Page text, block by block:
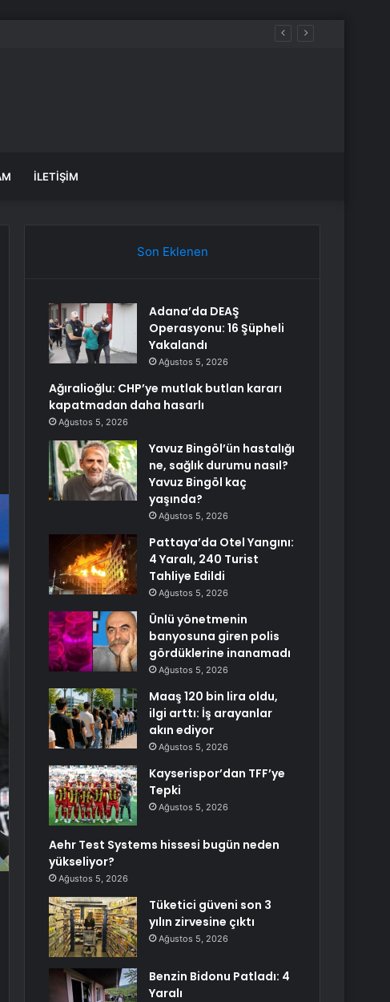
İLETIŞIM
Son Eklenen
Adana’da DEAŞ
Operasyonu: 16 Şüpheli
Yakalandı
Ağustos 5, 2026
Ağıralioğlu: CHP’ye mutlak butlan kararı
kapatmadan daha hasarlı
Ağustos 5, 2026
Yavuz Bingöl’ün hastalığı
ne, sağlık durumu nasıl?
Yavuz Bingöl kaç
yaşında?
Ağustos 5, 2026
Pattaya’da Otel Yangını:
4 Yaralı, 240 Turist
Tahliye Edildi
Ağustos 5, 2026
Ünlü yönetmenin
banyosuna giren polis
gördüklerine inanamadı
Ağustos 5, 2026
Maaş 120 bin lira oldu,
ilgi arttı: İş arayanlar
akın ediyor
Ağustos 5, 2026
Kayserispor’dan TFF’ye
Tepki
Ağustos 5, 2026
Aehr Test Systems hissesi bugün neden
yükseliyor?
Ağustos 5, 2026
Tüketici güveni son 3
yılın zirvesine çıktı
Ağustos 5, 2026
Benzin Bidonu Patladı: 4
Yaralı